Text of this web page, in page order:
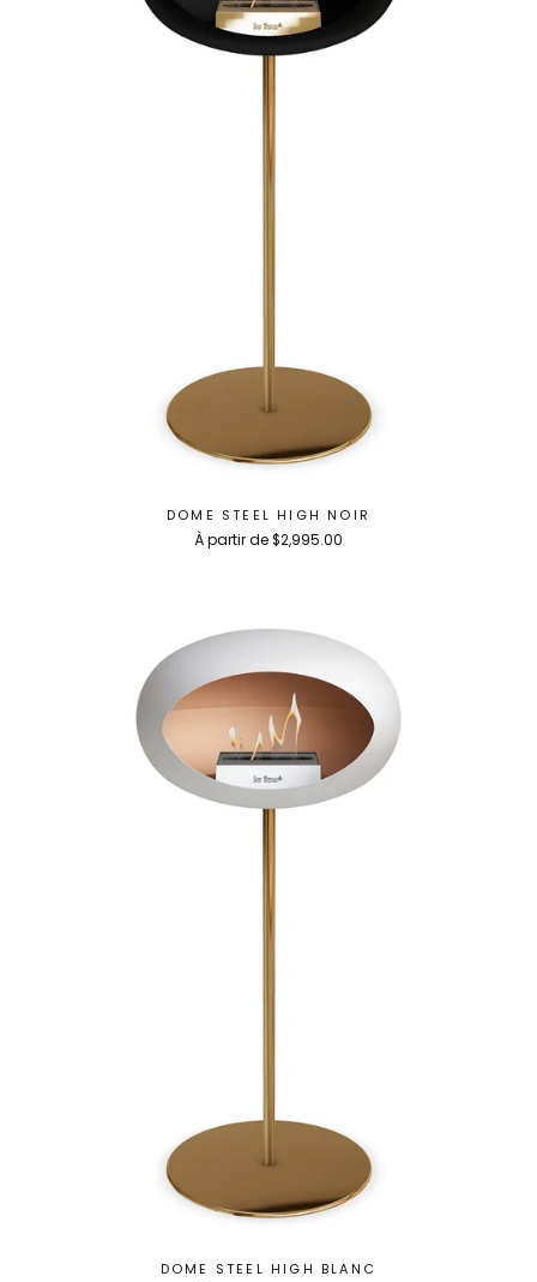
DOME STEEL HIGH NOIR
À partir de $2,995.00
DOME STEEL HIGH BLANC